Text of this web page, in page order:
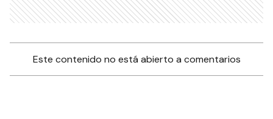
Este contenido no está abierto a comentarios